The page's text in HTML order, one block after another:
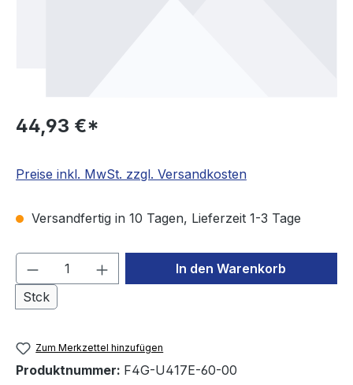
44,93 €*
Preise inkl. MwSt. zzgl. Versandkosten
Versandfertig in 10 Tagen, Lieferzeit 1-3 Tage
Produkt Anzahl: Gib den
Stck
In den Warenkorb
Zum Merkzettel hinzufügen
Produktnummer: F4G-U417E-60-00